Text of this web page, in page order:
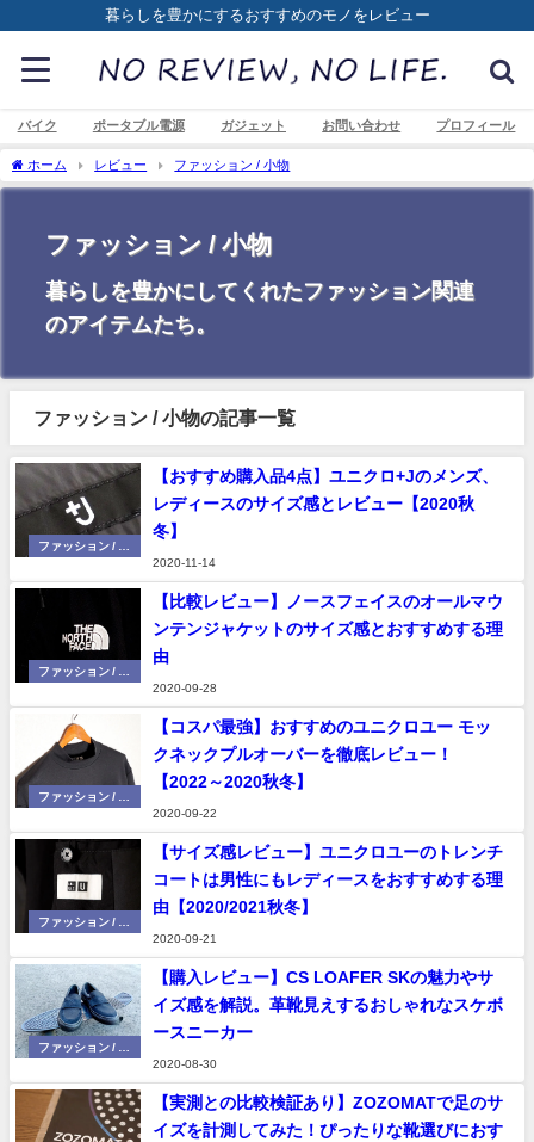
暮らしを豊かにするおすすめのモノをレビュー
バイク ポータブル電源 ガジェット お問い合わせ プロフィール
ホーム レビュー ファッション / 小物
ファッション / 小物
暮らしを豊かにしてくれたファッション関連
のアイテムたち。
ファッション / 小物の記事一覧
ファッション / 小
【おすすめ購入品4点】ユニクロ+Jのメンズ、
レディースのサイズ感とレビュー【2020秋
冬】
2020-11-14
ファッション / 小
【比較レビュー】ノースフェイスのオールマウ
ンテンジャケットのサイズ感とおすすめする理
由
2020-09-28
ファッション / 小
【コスパ最強】おすすめのユニクロユー モッ
クネックプルオーバーを徹底レビュー！
【2022～2020秋冬】
2020-09-22
ファッション / 小
【サイズ感レビュー】ユニクロユーのトレンチ
コートは男性にもレディースをおすすめする理
由【2020/2021秋冬】
2020-09-21
ファッション / 小
【購入レビュー】CS LOAFER SKの魅力やサ
イズ感を解説。革靴見えするおしゃれなスケボ
ースニーカー
2020-08-30
【実測との比較検証あり】ZOZOMATで足のサ
イズを計測してみた！ぴったりな靴選びにおす